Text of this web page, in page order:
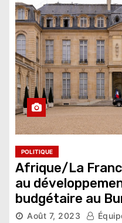
POLITIQUE
Afrique/La
au
budgétaire au
4,378 vues
Août 7, 2023